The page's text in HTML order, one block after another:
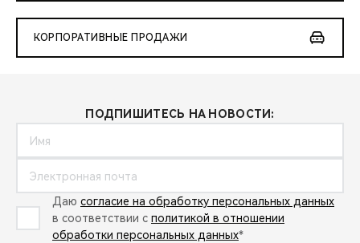
КОРПОРАТИВНЫЕ ПРОДАЖИ
ПОДПИШИТЕСЬ НА НОВОСТИ:
Даю согласие на обработку персональных данных
в соответствии с политикой в отношении
обработки персональных данных*